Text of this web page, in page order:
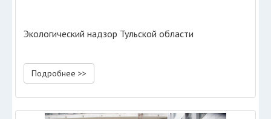
Экологический надзор Тульской области
Подробнее >>